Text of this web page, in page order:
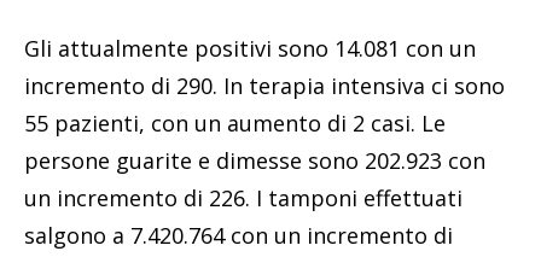
Gli attualmente positivi sono 14.081 con un
incremento di 290. In terapia intensiva ci sono
55 pazienti, con un aumento di 2 casi. Le
persone guarite e dimesse sono 202.923 con
un incremento di 226. I tamponi effettuati
salgono a 7.420.764 con un incremento di